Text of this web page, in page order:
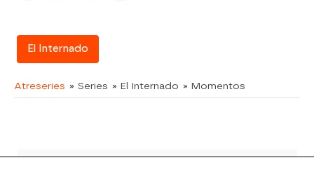
El Internado
Atreseries » Series » El Internado » Momentos